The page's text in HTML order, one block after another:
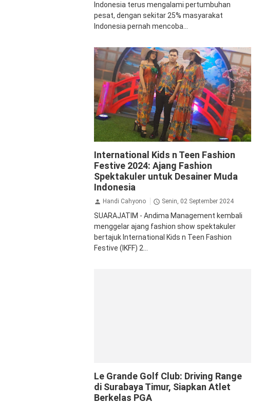
Indonesia terus mengalami pertumbuhan
pesat, dengan sekitar 25% masyarakat
Indonesia pernah mencoba...
International Kids n Teen Fashion
Festive 2024: Ajang Fashion
Spektakuler untuk Desainer Muda
Indonesia
Handi Cahyono Senin, 02 September 2024
SUARAJATIM - Andima Management kembali
menggelar ajang fashion show spektakuler
bertajuk International Kids n Teen Fashion
Festive (IKFF) 2...
Le Grande Golf Club: Driving Range
di Surabaya Timur, Siapkan Atlet
Berkelas PGA